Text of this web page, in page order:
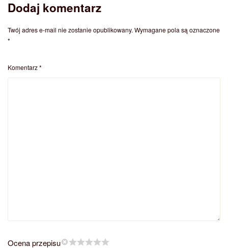
Dodaj komentarz
Twój adres e-mail nie zostanie opublikowany. Wymagane pola są oznaczone
*
Komentarz*
Ocena przepisu